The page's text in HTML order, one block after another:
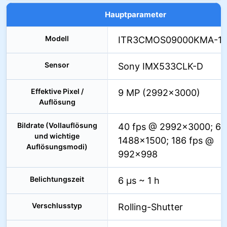
Hauptparameter
Modell ITR3CMOS09000KMA-
Sensor Sony IMX533CLK-D
Effektive Pixel /
Auflösung
9 MP (2992×3000)
Bildrate (Vollauflösung
und wichtige
Auflösungsmodi)
40 fps @ 2992×3000;
1488×1500; 186 fps @
992×998
Belichtungszeit 6 µs ~ 1 h
Verschlusstyp Rolling-Shutter